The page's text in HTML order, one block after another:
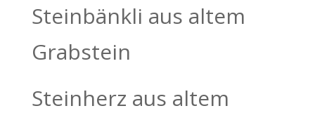
Steinbänkli aus altem
Grabstein
Steinherz aus altem